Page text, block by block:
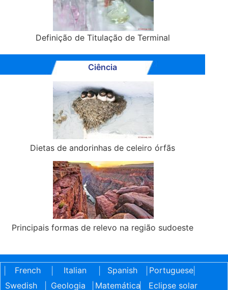
Definição de Titulação de Terminal
Ciência
Dietas de andorinhas de celeiro órfãs
Principais formas de relevo na região sudoeste
French Italian Spanish Portuguese|
Swedish
Geologia Matemática| Eclipse solar